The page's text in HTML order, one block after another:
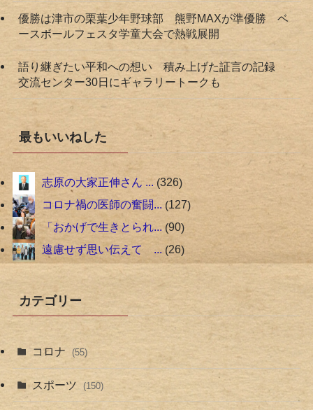
優勝は津市の栗葉少年野球部 熊野MAXが準優勝 ベ
ースボールフェスタ学童大会で熱戦展開
語り継ぎたい平和への想い 積み上げた証言の記録
交流センター30日にギャラリートークも
最もいいねした
志原の大家正伸さん ... 326
コロナ禍の医師の奮闘... 127
「おかげで生きとられ... 90
遠慮せず思い伝えて ... 26
カテゴリー
コロナ (55)
スポーツ (150)